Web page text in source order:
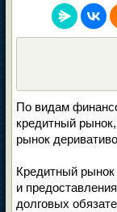
По видам
кредитный
рынок
Кредитный рынок
и
долговых